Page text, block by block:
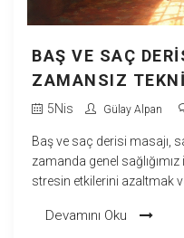
BAŞ VE SAÇ
ZAMANSIZ
5Nis Gülay Alpan
Baş ve saç derisi masajı,
zamanda genel
stresin etkilerini azaltmak
dolaşımını artırarak saç
Devamını Oku